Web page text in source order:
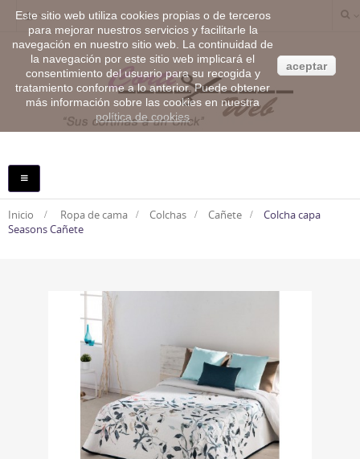
NAVEGACIÓN
TOGGLE
Inicio > Ropa de cama > Colchas > Cañete >
Colcha capa
Seasons Cañete
Este sitio web utiliza cookies propias o de terceros
para mejorar nuestros servicios y facilitarle la
navegación en nuestro sitio web. La continuidad de
la navegación por este sitio web implicará el
consentimiento del usuario para su recogida y
tratamiento conforme a lo anterior. Puede obtener
más información sobre las cookies en nuestra
política de cookies
aceptar